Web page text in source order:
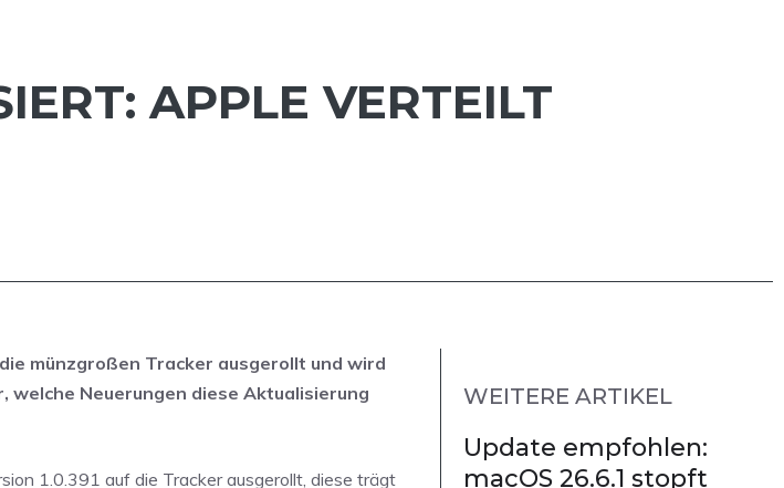
APPLE VERTEILT
münzgroßen Tracker ausgerollt und wird
welche Neuerungen diese Aktualisierung
1.0.391 auf die Tracker ausgerollt, diese trägt
WEITERE ARTIKEL
Update empfohlen:
macOS 26.6.1 stopft